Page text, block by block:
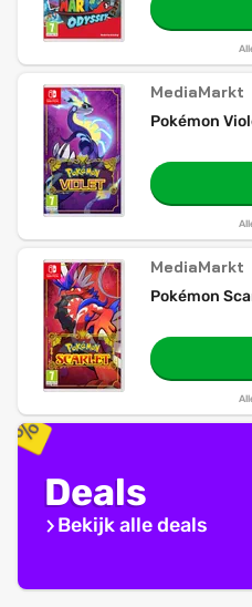
MediaMarkt
Pokémon
MediaMarkt
Pokémon
Deals
Bekijk alle deals